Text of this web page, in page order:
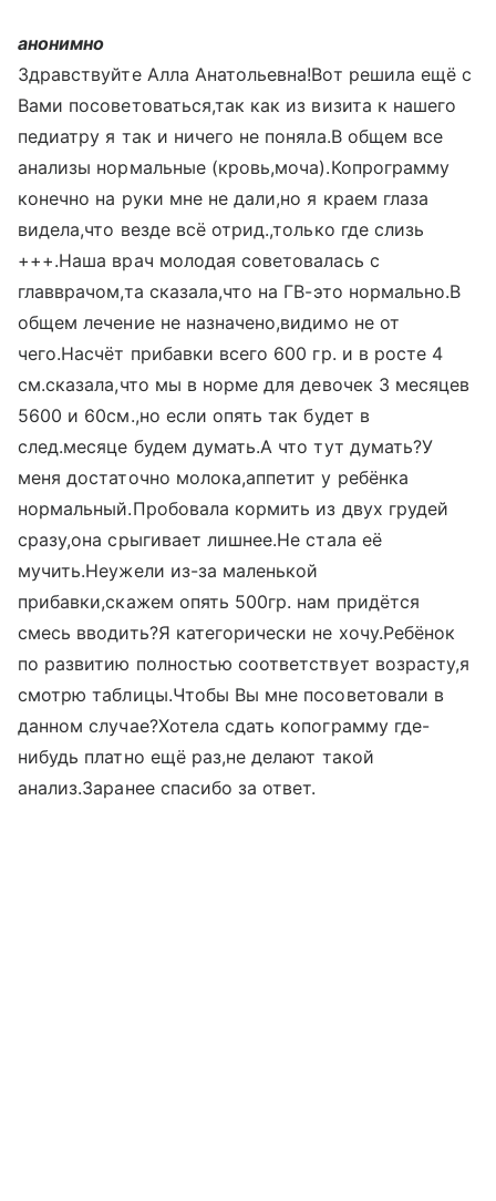
анонимно
Здравствуйте Алла Анатольевна!Вот решила ещё с
Вами посоветоваться,так как из визита к нашего
педиатру я так и ничего не поняла.В общем все
анализы нормальные (кровь,моча).Копрограмму
конечно на руки мне не дали,но я краем глаза
видела,что везде всё отрид.,только где слизь
+++.Наша врач молодая советовалась с
главврачом,та сказала,что на ГВ-это нормально.В
общем лечение не назначено,видимо не от
чего.Насчёт прибавки всего 600 гр. и в росте 4
см.сказала,что мы в норме для девочек 3 месяцев
5600 и 60см.,но если опять так будет в
след.месяце будем думать.А что тут думать?У
меня достаточно молока,аппетит у ребёнка
нормальный.Пробовала кормить из двух грудей
сразу,она срыгивает лишнее.Не стала её
мучить.Неужели из-за маленькой
прибавки,скажем опять 500гр. нам придётся
смесь вводить?Я категорически не хочу.Ребёнок
по развитию полностью соответствует возрасту,я
смотрю таблицы.Чтобы Вы мне посоветовали в
данном случае?Хотела сдать копограмму где-
нибудь платно ещё раз,не делают такой
анализ.Заранее спасибо за ответ.